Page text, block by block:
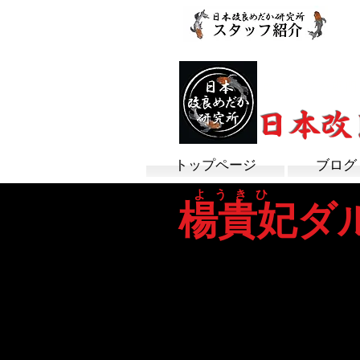
日本
トップページ ブログ
楊貴妃ダ
ようきひ